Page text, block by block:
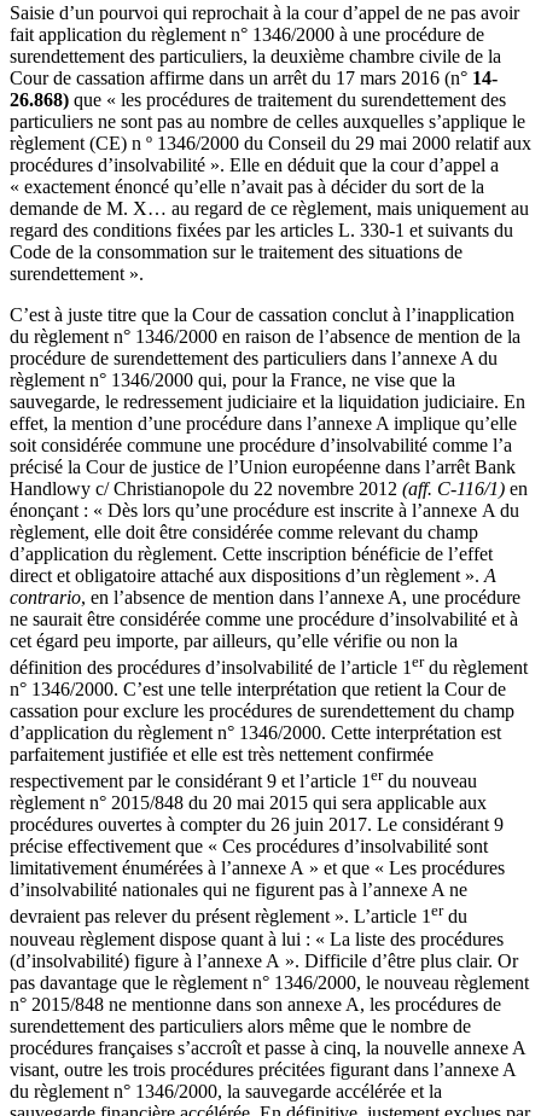
Saisie d’un pourvoi qui reprochait à la cour d’appel de ne pas avoir
fait application du règlement n° 1346/2000 à une procédure de
surendettement des particuliers, la deuxième chambre civile de la
Cour de cassation affirme dans un arrêt du 17 mars 2016 (n° 14-
26.868) que « les procédures de traitement du surendettement des
particuliers ne sont pas au nombre de celles auxquelles s’applique le
règlement (CE) n º 1346/2000 du Conseil du 29 mai 2000 relatif aux
procédures d’insolvabilité ». Elle en déduit que la cour d’appel a
« exactement énoncé qu’elle n’avait pas à décider du sort de la
demande de M. X… au regard de ce règlement, mais uniquement au
regard des conditions fixées par les articles L. 330-1 et suivants du
Code de la consommation sur le traitement des situations de
surendettement ».
C’est à juste titre que la Cour de cassation conclut à l’inapplication
du règlement n° 1346/2000 en raison de l’absence de mention de la
procédure de surendettement des particuliers dans l’annexe A du
règlement n° 1346/2000 qui, pour la France, ne vise que la
sauvegarde, le redressement judiciaire et la liquidation judiciaire. En
effet, la mention d’une procédure dans l’annexe A implique qu’elle
soit considérée commune une procédure d’insolvabilité comme l’a
précisé la Cour de justice de l’Union européenne dans l’arrêt Bank
Handlowy c/ Christianopole du 22 novembre 2012 (aff. C-116/1) en
énonçant : « Dès lors qu’une procédure est inscrite à l’annexe A du
règlement, elle doit être considérée comme relevant du champ
d’application du règlement. Cette inscription bénéficie de l’effet
direct et obligatoire attaché aux dispositions d’un règlement ». A
contrario, en l’absence de mention dans l’annexe A, une procédure
ne saurait être considérée comme une procédure d’insolvabilité et à
cet égard peu importe, par ailleurs, qu’elle vérifie ou non la
définition des procédures d’insolvabilité de l’article 1 erdu règlement
n° 1346/2000. C’est une telle interprétation que retient la Cour de
cassation pour exclure les procédures de surendettement du champ
d’application du règlement n° 1346/2000. Cette interprétation est
parfaitement justifiée et elle est très nettement confirmée
respectivement par le considérant 9 et l’article 1erdu nouveau
règlement n° 2015/848 du 20 mai 2015 qui sera applicable aux
procédures ouvertes à compter du 26 juin 2017. Le considérant 9
précise effectivement que « Ces procédures d’insolvabilité sont
limitativement énumérées à l’annexe A » et que « Les procédures
d’insolvabilité nationales qui ne figurent pas à l’annexe A ne
devraient pas relever du présent règlement ». L’article 1erdu
nouveau règlement dispose quant à lui : « La liste des procédures
(d’insolvabilité) figure à l’annexe A ». Difficile d’être plus clair. Or
pas davantage que le règlement n° 1346/2000, le nouveau règlement
n° 2015/848 ne mentionne dans son annexe A, les procédures de
surendettement des particuliers alors même que le nombre de
procédures françaises s’accroît et passe à cinq, la nouvelle annexe A
visant, outre les trois procédures précitées figurant dans l’annexe A
du règlement n° 1346/2000, la sauvegarde accélérée et la